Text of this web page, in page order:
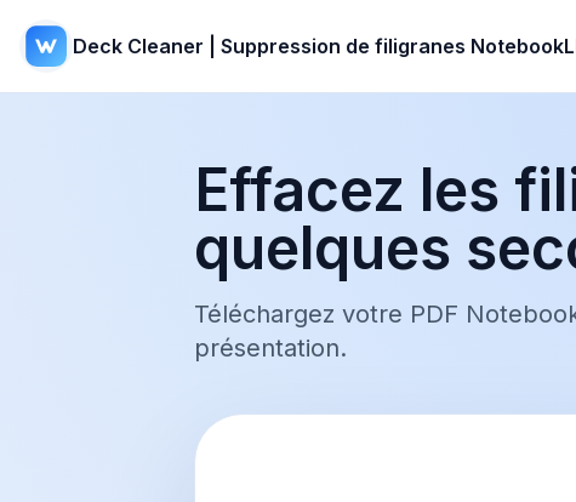
Deck Cleaner | Suppression de filigranes
Effacez les
quelques
Téléchargez votre PDF
présentation.